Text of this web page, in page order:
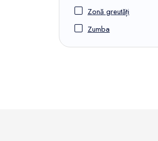
Zonă greutăți
Zumba